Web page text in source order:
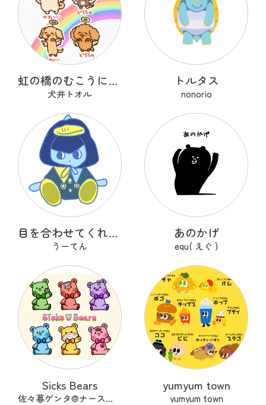
虹の橋のむこうにいるうちのこ
犬井トオル
トルタス
nonorio
目を合わせてくれないコバンザメちゃん
うーてん
あのかげ
egu( えぐ )
Sicks Bears
佐々暮ゲンタ@ナース兼描き
yumyum town
yumyum town